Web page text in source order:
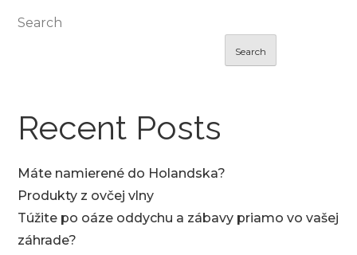
Search
Search
Recent Posts
Máte namierené do Holandska?
Produkty z ovčej vlny
Túžite po oáze oddychu a zábavy priamo vo vašej
záhrade?